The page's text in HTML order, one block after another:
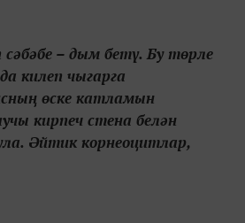
– дым бетү. Бу төрле
килеп чыгарга
өске катламын
кирпеч стена белән
Әйтик корнеоцитлар,